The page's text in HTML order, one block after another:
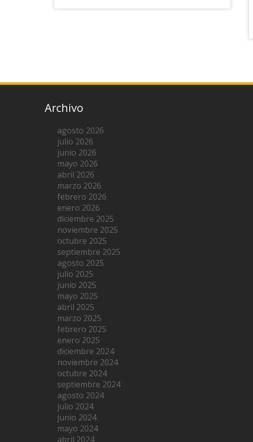
Archivo
agosto 2026
julio 2026
junio 2026
mayo 2026
abril 2026
marzo 2026
febrero 2026
enero 2026
diciembre 2025
noviembre 2025
octubre 2025
septiembre 2025
agosto 2025
julio 2025
junio 2025
mayo 2025
abril 2025
marzo 2025
febrero 2025
enero 2025
diciembre 2024
noviembre 2024
octubre 2024
septiembre 2024
agosto 2024
julio 2024
junio 2024
mayo 2024
abril 2024